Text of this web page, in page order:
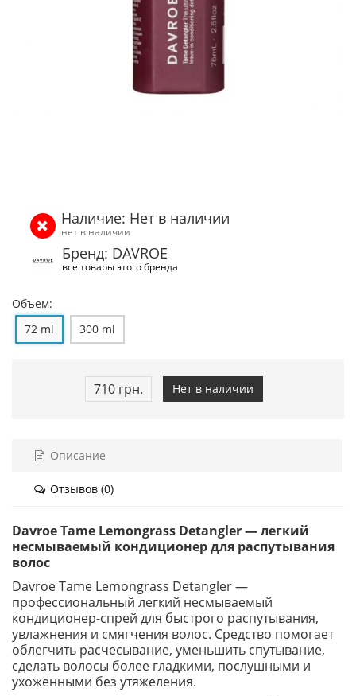
Наличие: Нет в наличии
нет в наличии
Бренд: DAVROE
все товары этого бренда
Объем:
72 ml
300 ml
710 грн. Нет в наличии
Описание
Отзывов (0)
Davroe Tame Lemongrass Detangler — легкий
несмываемый кондиционер для распутывания
волос
Davroe Tame Lemongrass Detangler —
профессиональный легкий несмываемый
кондиционер-спрей для быстрого распутывания,
увлажнения и смягчения волос. Средство помогает
облегчить расчесывание, уменьшить спутывание,
сделать волосы более гладкими, послушными и
ухоженными без утяжеления.